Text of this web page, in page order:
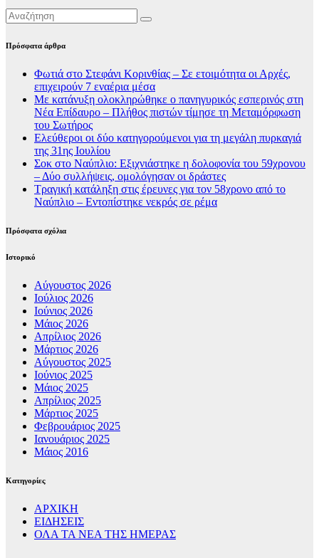
Πρόσφατα άρθρα
Φωτιά στο Στεφάνι Κορινθίας – Σε ετοιμότητα οι Αρχές,
επιχειρούν 7 εναέρια μέσα
Με κατάνυξη ολοκληρώθηκε ο πανηγυρικός εσπερινός στη
Νέα Επίδαυρο – Πλήθος πιστών τίμησε τη Μεταμόρφωση
του Σωτήρος
Ελεύθεροι οι δύο κατηγορούμενοι για τη μεγάλη πυρκαγιά
της 31ης Ιουλίου
Σοκ στο Ναύπλιο: Εξιχνιάστηκε η δολοφονία του 59χρονου
– Δύο συλλήψεις, ομολόγησαν οι δράστες
Τραγική κατάληξη στις έρευνες για τον 58χρονο από το
Ναύπλιο – Εντοπίστηκε νεκρός σε ρέμα
Πρόσφατα σχόλια
Ιστορικό
Αύγουστος 2026
Ιούλιος 2026
Ιούνιος 2026
Μάιος 2026
Απρίλιος 2026
Μάρτιος 2026
Αύγουστος 2025
Ιούνιος 2025
Μάιος 2025
Απρίλιος 2025
Μάρτιος 2025
Φεβρουάριος 2025
Ιανουάριος 2025
Μάιος 2016
Kατηγορίες
ΑΡΧΙΚΗ
ΕΙΔΗΣΕΙΣ
ΟΛΑ ΤΑ ΝΕΑ ΤΗΣ ΗΜΕΡΑΣ